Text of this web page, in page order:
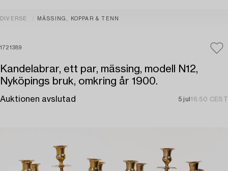
DIVERSE MÄSSING, KOPPAR & TENN
1721389
Kandelabrar, ett par, mässing, modell N12,
Nyköpings bruk, omkring år 1900.
Auktionen avslutad 5 jul 16:50 CEST